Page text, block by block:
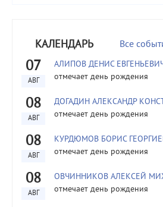
КАЛЕНДАРЬ Все
07
АВГ
АЛИПОВ ДЕНИС
отмечает день рождения
08
АВГ
ДОГАДИН АЛЕКСАНДР
отмечает день рождения
08
АВГ
КУРДЮМОВ БОРИС
отмечает день рождения
08
АВГ
ОВЧИННИКОВ АЛЕКСЕЙ
отмечает день рождения